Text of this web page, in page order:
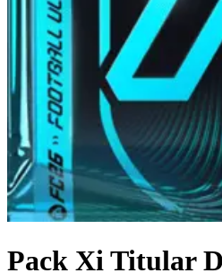
Pack Xi Titular